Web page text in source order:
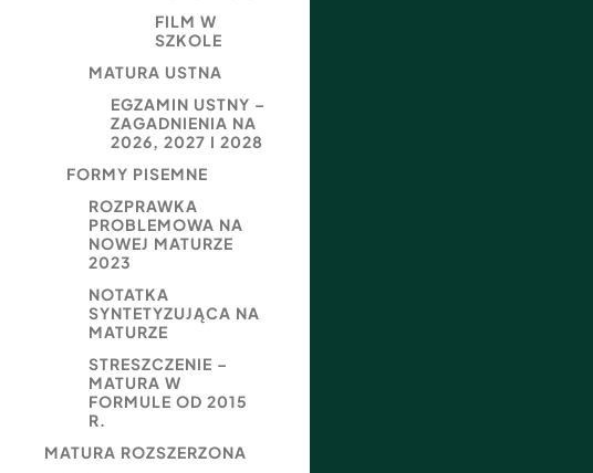
FILM W
SZKOLE
MATURA USTNA
EGZAMIN USTNY –
ZAGADNIENIA NA
2026, 2027 I 2028
FORMY PISEMNE
ROZPRAWKA
PROBLEMOWA NA
NOWEJ MATURZE
2023
NOTATKA
SYNTETYZUJĄCA NA
MATURZE
STRESZCZENIE –
MATURA W
FORMULE OD 2015
R.
MATURA ROZSZERZONA